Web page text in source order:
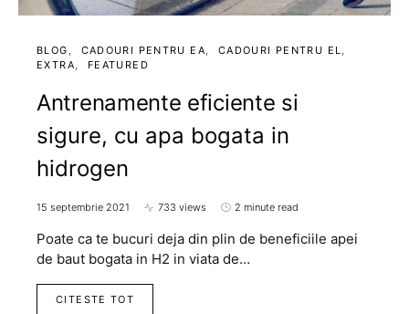
BLOG CADOURI PENTRU EA
CADOURI PENTRU EL
EXTRA
FEATURED
Antrenamente eficiente si
sigure, cu apa bogata in
hidrogen
15 septembrie 2021 733 views 2 minute read
Poate ca te bucuri deja din plin de beneficiile apei
de baut bogata in H2 in viata de…
CITESTE TOT